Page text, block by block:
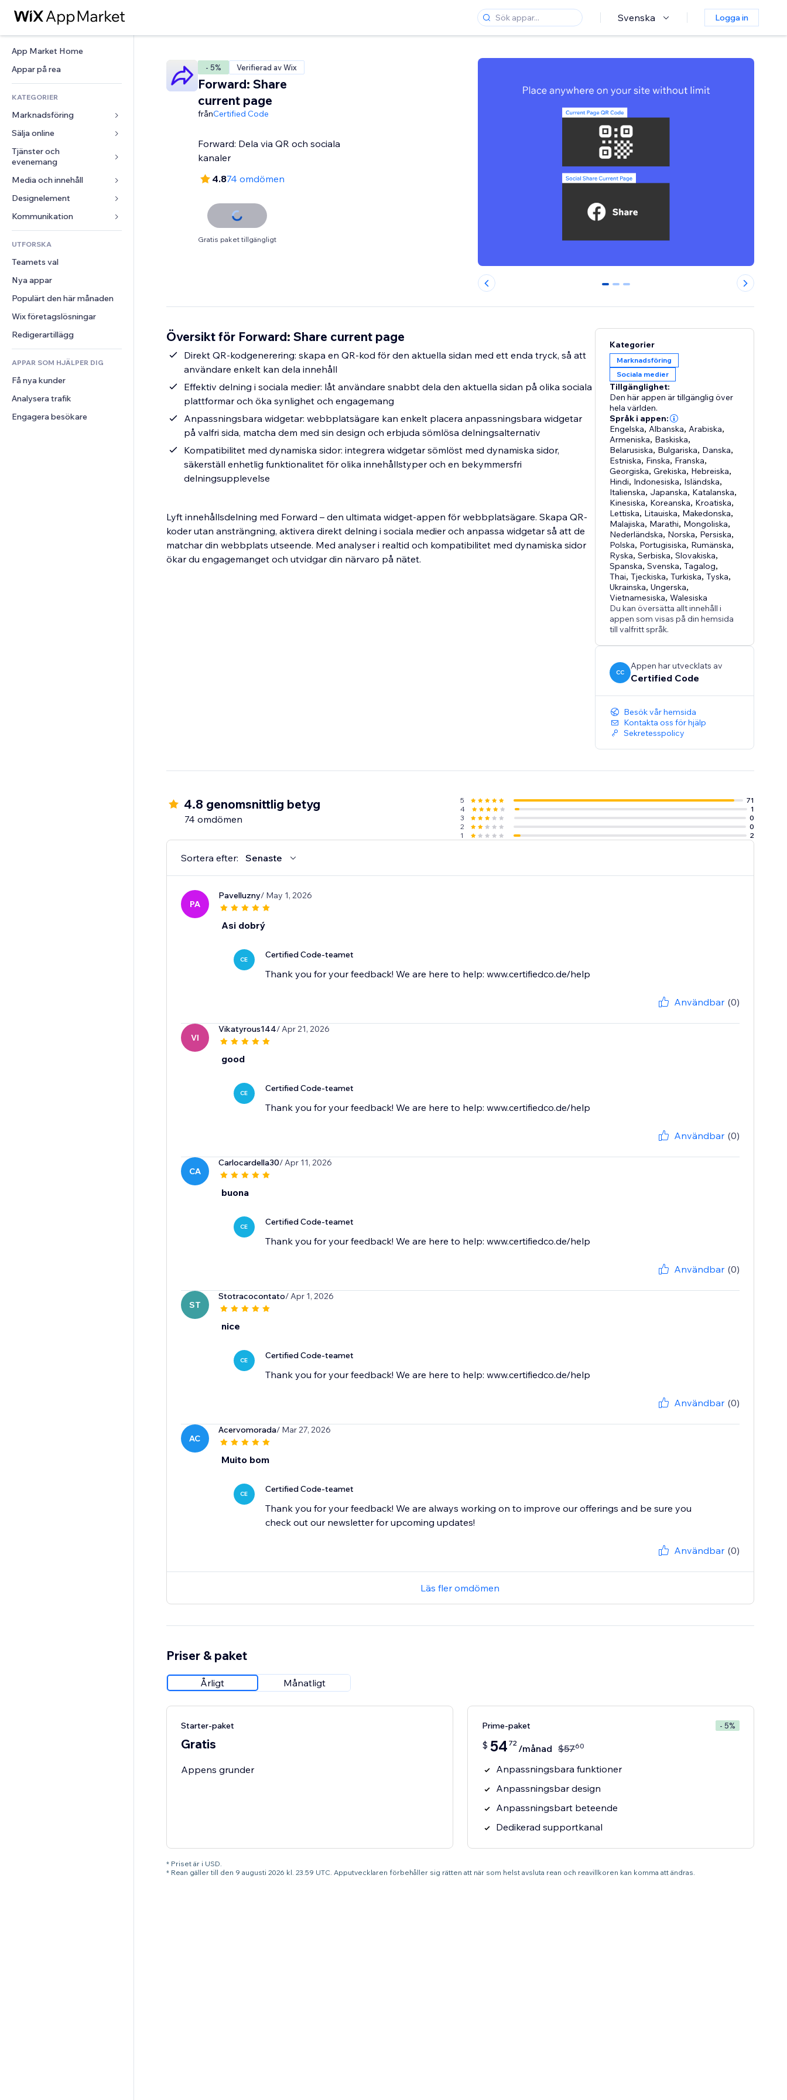
Svenska Logga in
App Market Home
Appar på rea
KATEGORIER
Marknadsföring
Annonser
Mobil
Statistik
Sociala medier
SEO
Interaktioner
Listningar
E-post
Konvertering
Sälja online
Appar för butiker
Frakt och leverans
Sälj-knappar
Onlinekurser
Beställtryck
Redovisning
Kuponger och lojalitet
Lagerlösningar
Dropshipping
Priser och abonnemang
Crowdfunding
Mat och dryck
Tjänster och
evenemang
Hotell
Evenemang
Restauranger
Fastigheter
Bokningar
Media och innehåll
Galleri
Musik
Podcasts
Fotografering
Video
PDF
Fildelning
Nyheter
Designelement
Kartor och navigering
Integritet och säkerhet
Klocka
Sidmallar
Bildeffekter
Knappar och menyer
Banners och märken
Kalkylatorer
Sök
Väder
Diagram och tabeller
Formulär
Undersökningar
Chatt
Kommentarer
Telefon
Community
Omdömen och recensioner
CRM
UTFORSKA
Teamets val
Nya appar
Populärt den här månaden
Wix företagslösningar
Redigerartillägg
APPAR SOM HJÄLPER DIG
Få nya kunder
Analysera trafik
Engagera besökare
- 5% Verifierad av Wix
Forward: Share
current page
frånCertified Code
Forward: Dela via QR och sociala
kanaler
4.874 omdömen
Gratis paket tillgängligt
0 1 2
Översikt för Forward: Share current page
Direkt QR-kodgenerering: skapa en QR-kod för den aktuella sidan med ett enda tryck, så att
användare enkelt kan dela innehåll
Effektiv delning i sociala medier: låt användare snabbt dela den aktuella sidan på olika sociala
plattformar och öka synlighet och engagemang
Anpassningsbara widgetar: webbplatsägare kan enkelt placera anpassningsbara widgetar
på valfri sida, matcha dem med sin design och erbjuda sömlösa delningsalternativ
Kompatibilitet med dynamiska sidor: integrera widgetar sömlöst med dynamiska sidor,
säkerställ enhetlig funktionalitet för olika innehållstyper och en bekymmersfri
delningsupplevelse
Lyft innehållsdelning med Forward – den ultimata widget-appen för webbplatsägare. Skapa QR-
koder utan ansträngning, aktivera direkt delning i sociala medier och anpassa widgetar så att de
matchar din webbplats utseende. Med analyser i realtid och kompatibilitet med dynamiska sidor
ökar du engagemanget och utvidgar din närvaro på nätet.
Kategorier
Marknadsföring
Sociala medier
Tillgänglighet:
Den här appen är tillgänglig över
hela världen.
Språk i appen:
Engelska, Albanska, Arabiska,
Armeniska, Baskiska,
Belarusiska, Bulgariska, Danska,
Estniska, Finska, Franska,
Georgiska,Grekiska, Hebreiska,
Hindi, Indonesiska, Isländska,
Italienska, Japanska, Katalanska,
Kinesiska, Koreanska, Kroatiska,
Lettiska, Litauiska, Makedonska,
Malajiska, Marathi, Mongoliska,
Nederländska, Norska, Persiska,
Polska, Portugisiska, Rumänska,
Ryska,Serbiska,Slovakiska,
Spanska,Svenska,Tagalog,
Thai,Tjeckiska,Turkiska,Tyska,
Ukrainska,Ungerska,
Vietnamesiska,Walesiska
Du kan översätta allt innehåll i
appen som visas på din hemsida
till valfritt språk.
CC
Appen har utvecklats av
Certified Code
Besök vår hemsida
Kontakta oss för hjälp
Sekretesspolicy
4.8 genomsnittlig betyg
74 omdömen
5
71
4
1
3
0
2
0
1
2
Sortera efter: Senaste
PA
Pavelluzny/ May 1, 2026
Asi dobrý
CE Certified Code-teamet
Thank you for your feedback! We are here to help: www.certifiedco.de/help
Användbar (0)
VI
Vikatyrous144/ Apr 21, 2026
good
CE Certified Code-teamet
Thank you for your feedback! We are here to help: www.certifiedco.de/help
Användbar (0)
CA
Carlocardella30/ Apr 11, 2026
buona
CE Certified Code-teamet
Thank you for your feedback! We are here to help: www.certifiedco.de/help
Användbar (0)
ST
Stotracocontato/ Apr 1, 2026
nice
CE Certified Code-teamet
Thank you for your feedback! We are here to help: www.certifiedco.de/help
Användbar (0)
AC
Acervomorada/ Mar 27, 2026
Muito bom
CE Certified Code-teamet
Thank you for your feedback! We are always working on to improve our offerings and be sure you
check out our newsletter for upcoming updates!
Användbar (0)
Läs fler omdömen
Priser & paket
Årligt Månatligt
Starter-paket
Gratis
Appens grunder
Prime-paket - 5%
$ 54 72 /månad $5760
Anpassningsbara funktioner
Anpassningsbar design
Anpassningsbart beteende
Dedikerad supportkanal
* Priset är i USD.
* Rean gäller till den 9 augusti 2026 kl. 23.59 UTC. Apputvecklaren förbehåller sig rätten att när som helst avsluta rean och reavillkoren kan komma att ändras.